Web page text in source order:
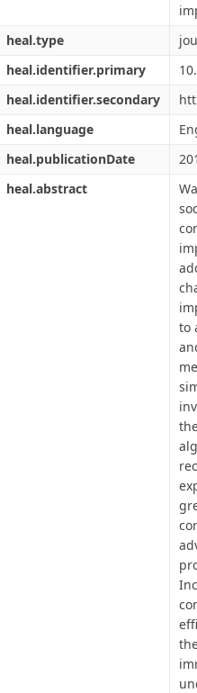
heal.type
heal.identifier.primary
heal.identifier.secondary
heal.language
heal.publicationDate
heal.abstract
to